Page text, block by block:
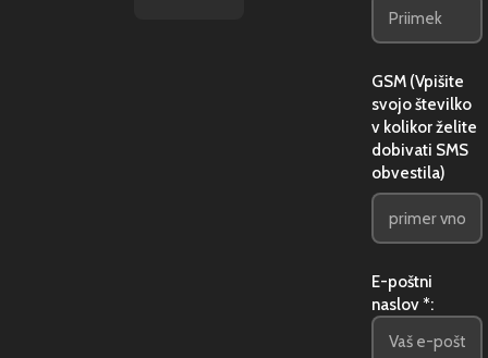
GSM (Vpišite
svojo številko
v kolikor želite
dobivati SMS
obvestila)
E-poštni
naslov *: